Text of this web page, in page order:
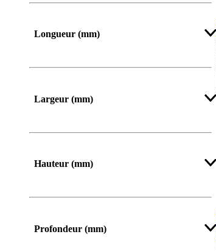
Longueur (mm)
De Jusqu’à
Largeur (mm)
De Jusqu’à
Hauteur (mm)
De Jusqu’à
Profondeur (mm)